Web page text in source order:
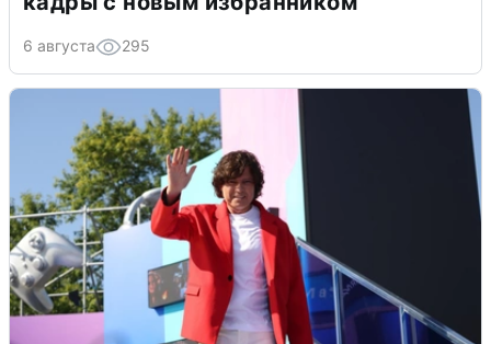
6 августа 295